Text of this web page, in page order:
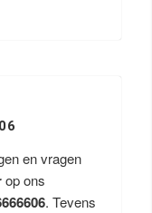
en vragen
op ons
. Tevens